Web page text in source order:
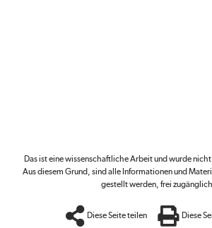
Das ist eine wissenschaftliche Arbeit und wurde
Aus diesem Grund, sind alle Informationen und
gestellt werden, frei
Diese Seite teilen Diese